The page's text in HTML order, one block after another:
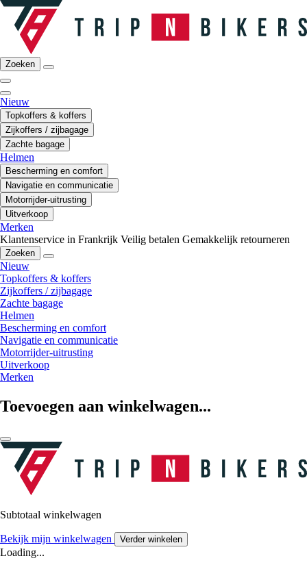
Zoeken
Nieuw
Topkoffers & koffers
Zijkoffers / zijbagage
Zachte bagage
Helmen
Bescherming en comfort
Navigatie en communicatie
Motorrijder-uitrusting
Uitverkoop
Merken
Klantenservice in Frankrijk Veilig betalen Gemakkelijk retourneren
Zoeken
Nieuw
Topkoffers & koffers
Zijkoffers / zijbagage
Zachte bagage
Helmen
Bescherming en comfort
Navigatie en communicatie
Motorrijder-uitrusting
Uitverkoop
Merken
Toevoegen aan winkelwagen...
Subtotaal winkelwagen
Bekijk mijn winkelwagen Verder winkelen
Loading...